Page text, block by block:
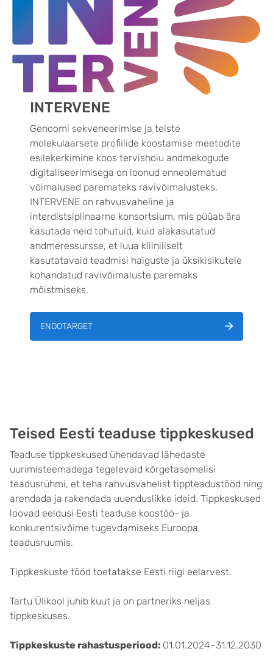
INTERVENE
Genoomi sekveneerimise ja teiste
molekulaarsete profiilide koostamise meetodite
esilekerkimine koos tervishoiu andmekogude
digitaliseerimisega on loonud enneolematud
võimalused paremateks ravivõimalusteks.
INTERVENE on rahvusvaheline ja
interdistsiplinaarne konsortsium, mis püüab ära
kasutada neid tohutuid, kuid alakasutatud
andmeressursse, et luua kliiniliselt
kasutatavaid teadmisi haiguste ja üksikisikutele
kohandatud ravivõimaluste paremaks
mõistmiseks.
ENDOTARGET
Teised Eesti teaduse tippkeskused
Teaduse tippkeskused ühendavad lähedaste
uurimisteemadega tegelevaid kõrgetasemelisi
teadusrühmi, et teha rahvusvahelist tippteadustööd ning
arendada ja rakendada uuenduslikke ideid. Tippkeskused
loovad eeldusi Eesti teaduse koostöö- ja
konkurentsivõime tugevdamiseks Euroopa
teadusruumis.
Tippkeskuste tööd toetatakse Eesti riigi eelarvest.
Tartu Ülikool juhib kuut ja on partneriks neljas
tippkeskuses.
Tippkeskuste rahastusperiood: 01.01.2024–31.12.2030